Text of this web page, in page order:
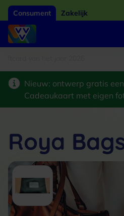
Consument Zakelijk
Nieuw: ontwerp gratis een
Cadeaukaart met eigen
Roya